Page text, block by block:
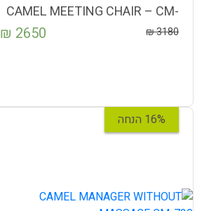
CAMEL MEETING CHAIR – CM-
724
3180
₪
2650
₪
16% הנחה